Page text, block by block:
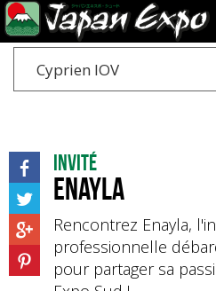
Cyprien IOV
Invité
Enayla
Rencontrez Enayla,
professionnelle
pour partager sa